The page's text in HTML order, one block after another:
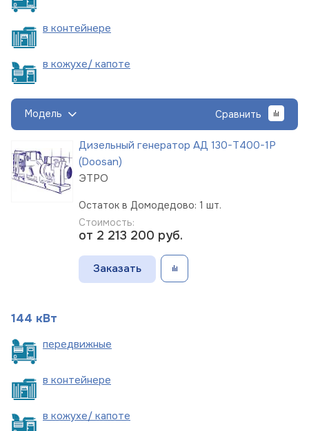
в контейнере
в кожухе/ капоте
Модель Сравнить
Дизельный генератор АД 130-Т400-1Р
(Doosan)
ЭТРО
Остаток в Домодедово: 1 шт.
Стоимость:
от 2 213 200 руб.
Заказать
144 кВт
передвижные
в контейнере
в кожухе/ капоте